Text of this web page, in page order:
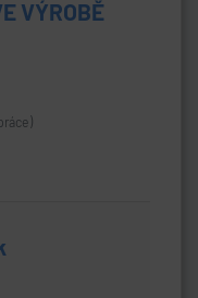
VÝROBĚ